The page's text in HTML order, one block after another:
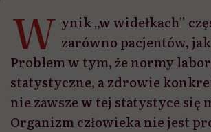
W ynik „w widełkach”
zarówno pacjentów,
Problem w tym, że normy
statystyczne, a zdrowie
nie zawsze w tej statystyce się
Organizm człowieka nie jest